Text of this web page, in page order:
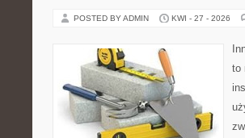
POSTED BY ADMIN KWI - 27 - 2026
to